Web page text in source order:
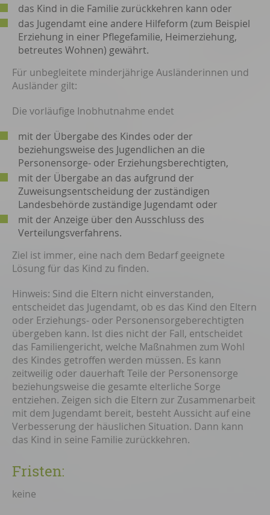
das Kind in die Familie zurückkehren kann oder
das Jugendamt eine andere Hilfeform (zum Beispiel
Erziehung in einer Pflegefamilie, Heimerziehung,
betreutes Wohnen) gewährt.
Für unbegleitete minderjährige Ausländerinnen und
Ausländer gilt:
Die vorläufige Inobhutnahme endet
mit der Übergabe des Kindes oder der
beziehungsweise des Jugendlichen an die
Personensorge- oder Erziehungsberechtigten,
mit der Übergabe an das aufgrund der
Zuweisungsentscheidung der zuständigen
Landesbehörde zuständige Jugendamt oder
mit der Anzeige über den Ausschluss des
Verteilungsverfahrens.
Ziel ist immer, eine nach dem Bedarf geeignete
Lösung für das Kind zu finden.
Hinweis: Sind die Eltern nicht einverstanden,
entscheidet das Jugendamt, ob es das Kind den Eltern
oder Erziehungs- oder Personensorgeberechtigten
übergeben kann. Ist dies nicht der Fall, entscheidet
das Familiengericht, welche Maßnahmen zum Wohl
des Kindes getroffen werden müssen. Es kann
zeitweilig oder dauerhaft Teile der Personensorge
beziehungsweise die gesamte elterliche Sorge
entziehen. Zeigen sich die Eltern zur Zusammenarbeit
mit dem Jugendamt bereit, besteht Aussicht auf eine
Verbesserung der häuslichen Situation. Dann kann
das Kind in seine Familie zurückkehren.
Fristen:
keine